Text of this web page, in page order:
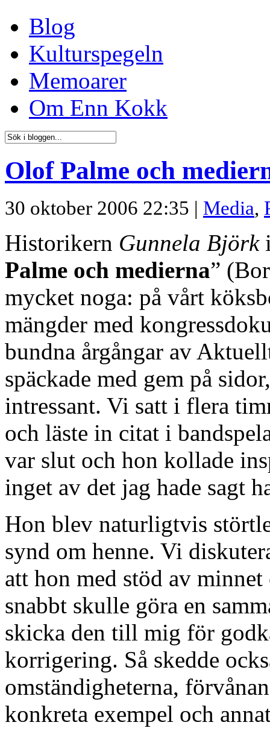
Blog
Kulturspegeln
Memoarer
Om Enn Kokk
Olof Palme och
30 oktober 2006 22:35 | Media,
Historikern Gunnela Björk
Palme och medierna”
mycket noga: på vårt
mängder med
bundna årgångar av
späckade med gem på
intressant. Vi satt i flera
och läste in citat i
var slut och hon kollade
inget av det jag hade sagt
Hon blev naturligtvis
synd om henne. Vi
att hon med stöd av
snabbt skulle göra en
skicka den till mig för
korrigering. Så skedde
omständigheterna,
konkreta exempel och